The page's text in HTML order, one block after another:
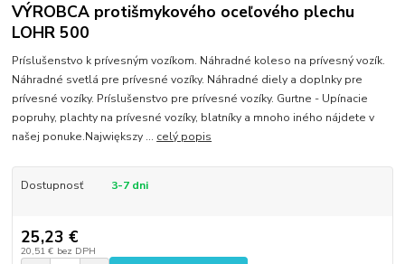
VÝROBCA protišmykového oceľového plechu
LOHR 500
Príslušenstvo k prívesným vozíkom. Náhradné koleso na prívesný vozík.
Náhradné svetlá pre prívesné vozíky. Náhradné diely a doplnky pre
prívesné vozíky. Príslušenstvo pre prívesné vozíky. Gurtne - Upínacie
popruhy, plachty na prívesné vozíky, blatníky a mnoho iného nájdete v
našej ponuke.Największy ... celý popis
Dostupnosť 3-7 dni
25,23 €
20,51 € bez DPH